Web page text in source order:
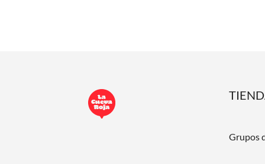
Grupos